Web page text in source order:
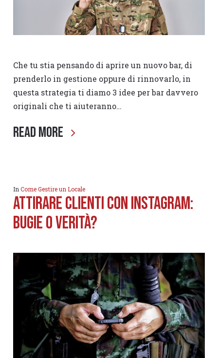
Che tu stia pensando di aprire un nuovo bar, di
prenderlo in gestione oppure di rinnovarlo, in
questa strategia ti diamo 3 idee per bar davvero
originali che ti aiuteranno…
Read More
In Come Gestire un Locale
ATTIRARE CLIENTI CON INSTAGRAM:
BUGIE O VERITà?